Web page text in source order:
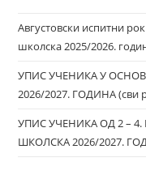
Августовски испитни
школска 2025/2026.
УПИС УЧЕНИКА У
2026/2027. ГОДИНА (сви
УПИС УЧЕНИКА ОД 2 –
ШКОЛСКА 2026/2027.